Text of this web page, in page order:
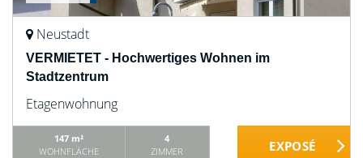
Neustadt
VERMIETET - Hochwertiges Wohnen im
Stadtzentrum
Etagenwohnung
147 m²
WOHNFLÄCHE
4
ZIMMER